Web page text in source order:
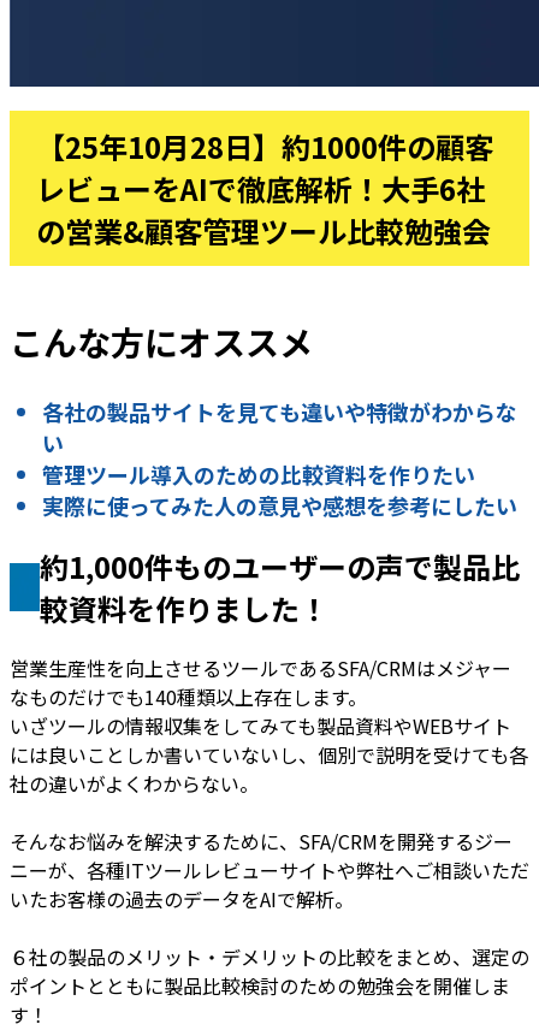
【25年10月28日】約1000件の顧客
レビューをAIで徹底解析！大手6社
の営業&顧客管理ツール比較勉強会
こんな方にオススメ
各社の製品サイトを見ても違いや特徴がわからな
い
管理ツール導入のための比較資料を作りたい
実際に使ってみた人の意見や感想を参考にしたい
約1,000件ものユーザーの声で製品比
較資料を作りました！
営業生産性を向上させるツールであるSFA/CRMはメジャー
なものだけでも140種類以上存在します。
いざツールの情報収集をしてみても製品資料やWEBサイト
には良いことしか書いていないし、個別で説明を受けても各
社の違いがよくわからない。
そんなお悩みを解決するために、SFA/CRMを開発するジー
ニーが、各種ITツールレビューサイトや弊社へご相談いただ
いたお客様の過去のデータをAIで解析。
６社の製品のメリット・デメリットの比較をまとめ、選定の
ポイントとともに製品比較検討のための勉強会を開催しま
す！